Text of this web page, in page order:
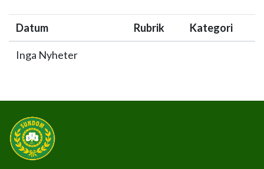
Datum Rubrik Kategori
Inga Nyheter